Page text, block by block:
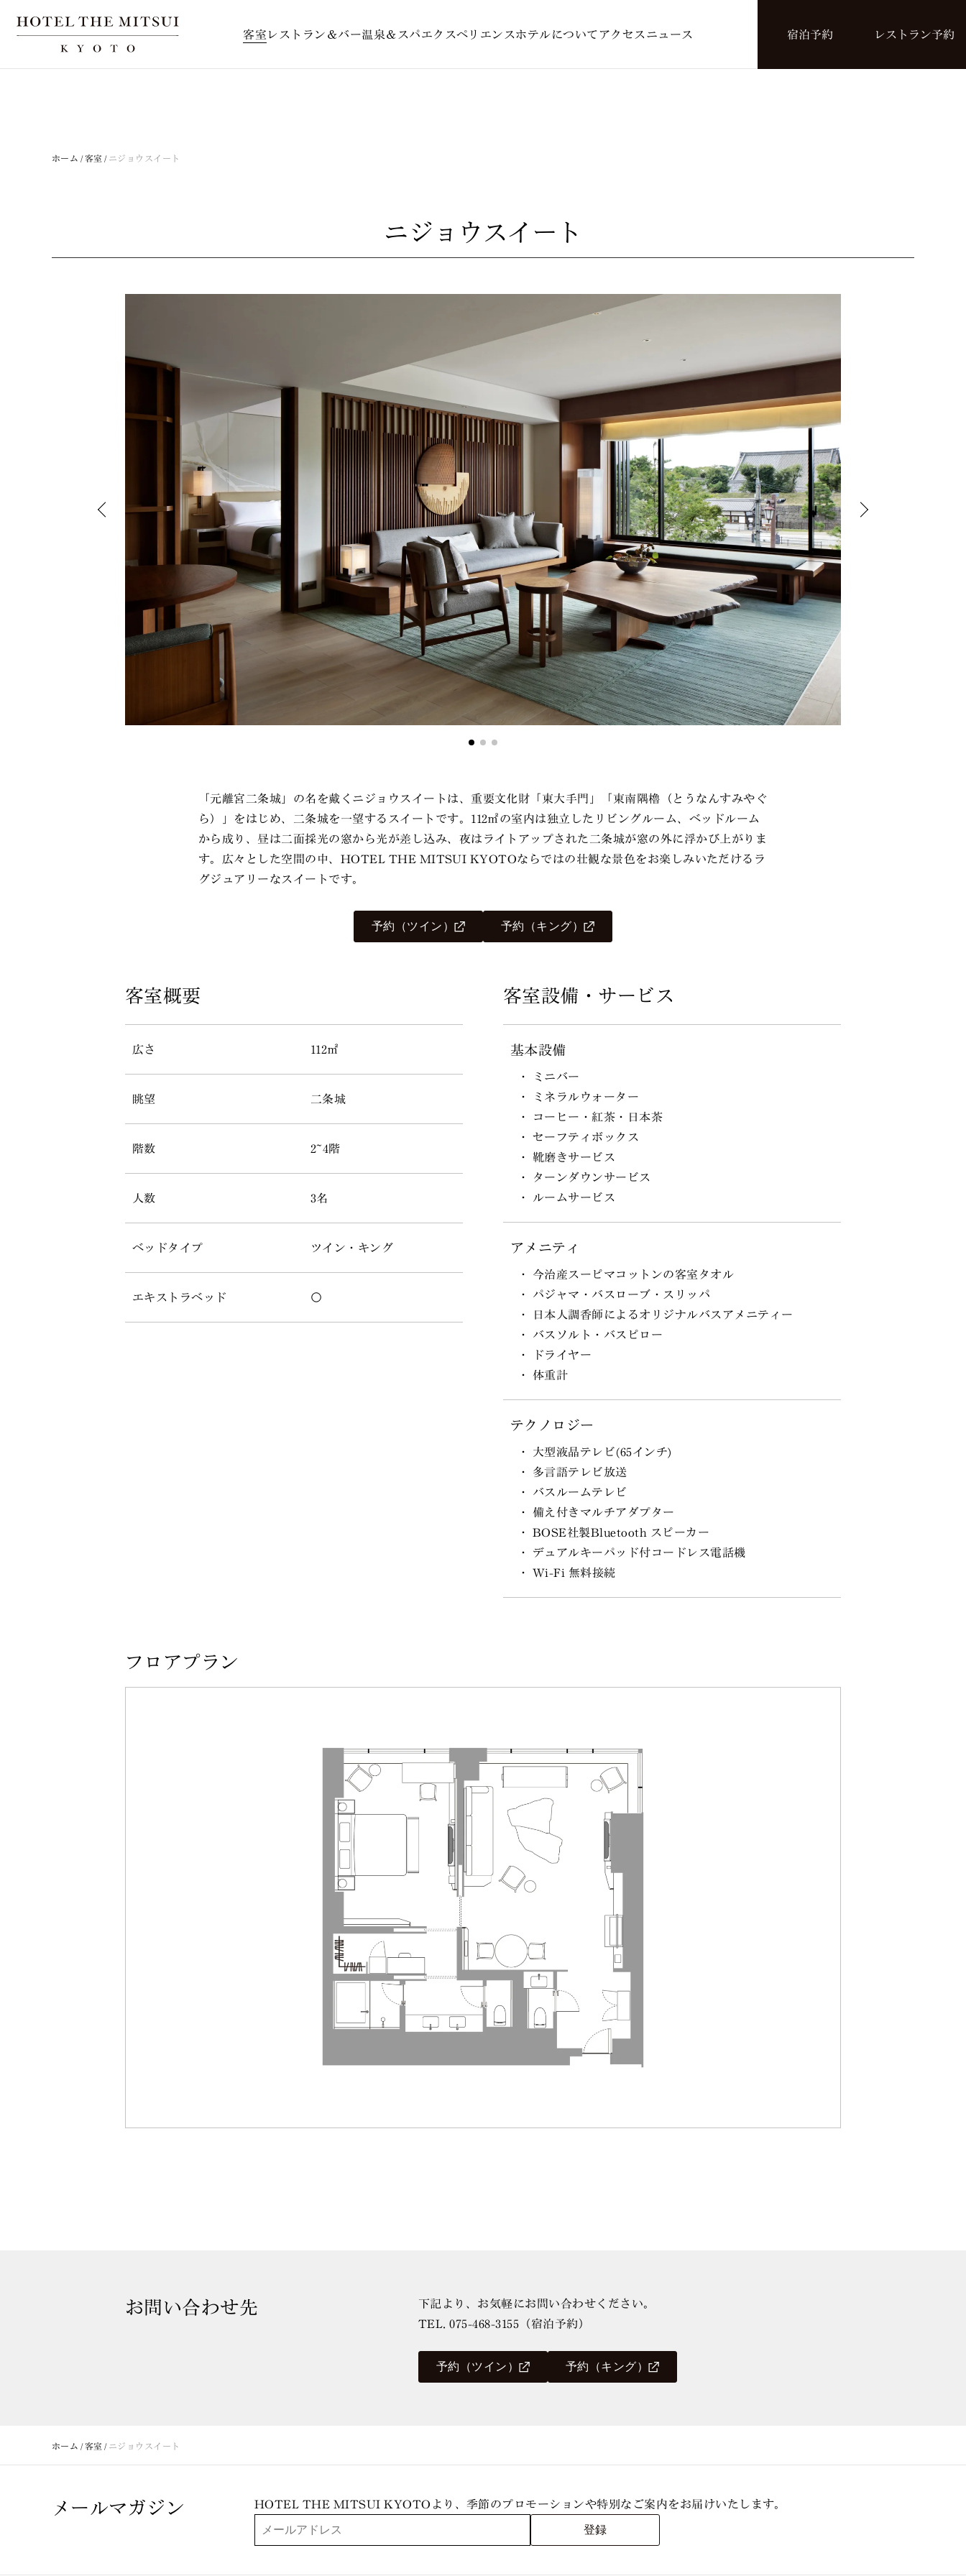
客室 レストラン＆バー温泉＆スパエクスペリエンスホテルについてアクセス ニュース 宿泊予約 レストラン予約
ホーム 客室 ニジョウスイート
ニジョウスイート
「元離宮二条城」の名を戴くニジョウスイートは、重要文化財「東大手門」「東南隅櫓（とうなんすみやぐ
ら）」をはじめ、二条城を一望するスイートです。112㎡の室内は独立したリビングルーム、ベッドルーム
から成り、昼は二面採光の窓から光が差し込み、夜はライトアップされた二条城が窓の外に浮かび上がりま
す。広々とした空間の中、HOTEL THE MITSUI KYOTOならではの壮観な景色をお楽しみいただけるラ
グジュアリーなスイートです。
予約（ツイン） 予約（キング）
客室概要
広さ 112㎡
眺望 二条城
階数 2~4階
人数 3名
ベッドタイプ ツイン・キング
エキストラベッド ○
客室設備・サービス
基本設備
ミニバー
ミネラルウォーター
コーヒー・紅茶・日本茶
セーフティボックス
靴磨きサービス
ターンダウンサービス
ルームサービス
アメニティ
今治産スーピマコットンの客室タオル
パジャマ・バスローブ・スリッパ
日本人調香師によるオリジナルバスアメニティー
バスソルト・バスピロー
ドライヤー
体重計
テクノロジー
大型液晶テレビ(65インチ)
多言語テレビ放送
バスルームテレビ
備え付きマルチアダプター
BOSE社製Bluetooth スピーカー
デュアルキーパッド付コードレス電話機
Wi-Fi 無料接続
フロアプラン
お問い合わせ先
下記より、お気軽にお問い合わせください。
TEL.075-468-3155 （宿泊予約）
予約（ツイン） 予約（キング）
ホーム 客室 ニジョウスイート
メールマガジン HOTEL THE MITSUI KYOTOより、季節のプロモーションや特別なご案内をお届けいたします。
登録